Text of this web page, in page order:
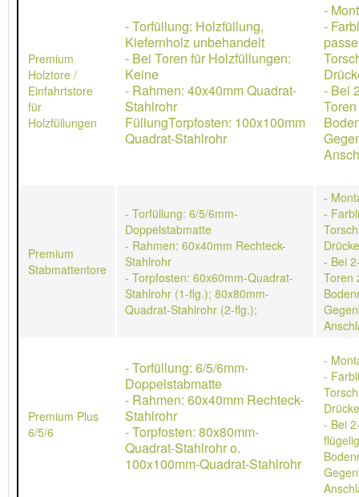
Premium
Holztore /
Einfahrtstore
für
Holzfüllungen
- Torfüllung: Holzfüllung,
Kiefernholz unbehandelt
- Bei Toren für Holzfüllungen:
Keine
- Rahmen: 40x40mm Quadrat-
Stahlrohr
FüllungTorpfosten: 100x100mm
Quadrat-Stahlrohr
-
-
- Bei
Premium
Stabmattentore
- Torfüllung: 6/5/6mm-
Doppelstabmatte
- Rahmen: 60x40mm Rechteck-
Stahlrohr
- Torpfosten: 60x60mm-Quadrat-
Stahlrohr (1-flg.); 80x80mm-
Quadrat-Stahlrohr (2-flg.);
-
-
- Bei
Toren
Premium Plus
6/5/6
- Torfüllung: 6/5/6mm-
Doppelstabmatte
- Rahmen: 60x40mm Rechteck-
Stahlrohr
- Torpfosten: 80x80mm-
Quadrat-Stahlrohr o.
100x100mm-Quadrat-Stahlrohr
-
-
- Bei